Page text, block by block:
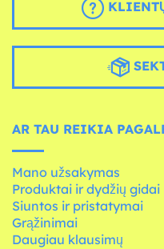
AR TAU REIKIA
Mano užsakymas
Produktai ir dydžių gidai
Siuntos ir pristatymai
Grąžinimai
Daugiau klausimų